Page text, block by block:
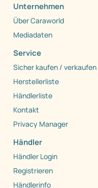
Unternehmen
Über Caraworld
Mediadaten
Service
Sicher kaufen / verkaufen
Herstellerliste
Händlerliste
Kontakt
Privacy Manager
Händler
Händler Login
Registrieren
Händlerinfo